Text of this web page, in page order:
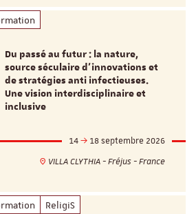
Du passé au futur : la nature,
source séculaire d’innovations et
de stratégies anti infectieuses.
Une vision interdisciplinaire et
inclusive
14
18 septembre 2026
VILLA CLYTHIA - Fréjus - France
ReligiS